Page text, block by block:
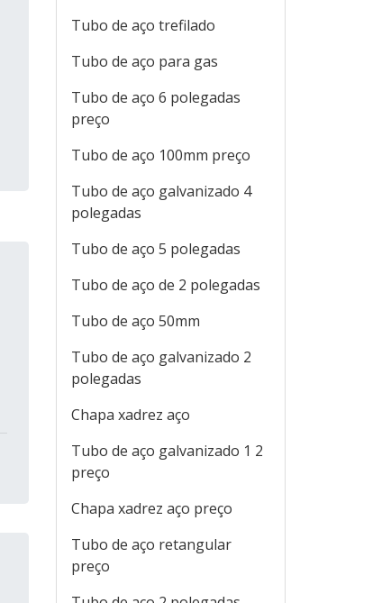
Tubo de aço trefilado
Tubo de aço para gas
Tubo de aço 6 polegadas
preço
Tubo de aço 100mm preço
Tubo de aço galvanizado 4
polegadas
Tubo de aço 5 polegadas
Tubo de aço de 2 polegadas
Tubo de aço 50mm
Tubo de aço galvanizado 2
polegadas
Chapa xadrez aço
Tubo de aço galvanizado 1 2
preço
Chapa xadrez aço preço
Tubo de aço retangular
preço